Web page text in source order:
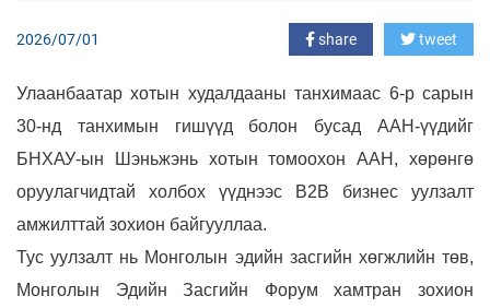
2026/07/01 share tweet
Улаанбаатар хотын худалдааны танхимаас 6-р сарын
30-нд танхимын гишүүд болон бусад ААН-үүдийг
БНХАУ-ын Шэньжэнь хотын томоохон ААН, хөрөнгө
оруулагчидтай холбох үүднээс В2В бизнес уулзалт
амжилттай зохион байгууллаа.
Тус уулзалт нь Монголын эдийн засгийн хөгжлийн төв,
Монголын Эдийн Засгийн Форум хамтран зохион